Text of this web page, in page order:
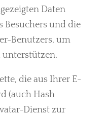
Daten
Besuchers und die
Benutzers, um
unterstützen.
die aus Ihrer E-
(auch Hash
Dienst zur